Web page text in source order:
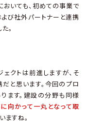
いても、初めての事業で
び社外パートナーと連携
。
クトは前進しますが、そ
と思います。今回のプロ
ます。建設の分野も同様
向かって一丸となって取
ますね。